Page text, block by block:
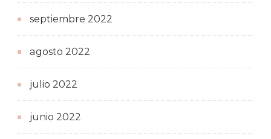
septiembre 2022
agosto 2022
julio 2022
junio 2022